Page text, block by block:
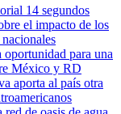
14 segundos
el impacto de los
para una
México y RD
aporta al país otra